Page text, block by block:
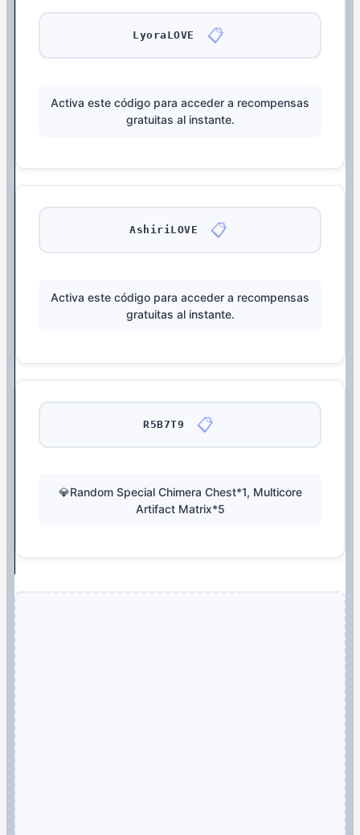
LyoraLOVE 📋
Activa este código para acceder a recompensas
gratuitas al instante.
AshiriLOVE 📋
Activa este código para acceder a recompensas
gratuitas al instante.
R5B7T9 📋
💎Random Special Chimera Chest*1, Multicore
Artifact Matrix*5